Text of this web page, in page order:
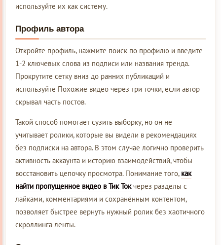
используйте их как систему.
Профиль автора
Откройте профиль, нажмите поиск по профилю и введите
1-2 ключевых слова из подписи или названия тренда.
Прокрутите сетку вниз до ранних публикаций и
используйте Похожие видео через три точки, если автор
скрывал часть постов.
Такой способ помогает сузить выборку, но он не
учитывает ролики, которые вы видели в рекомендациях
без подписки на автора. В этом случае логично проверить
активность аккаунта и историю взаимодействий, чтобы
восстановить цепочку просмотра. Понимание того, как
найти пропущенное видео в Тик Токчерез разделы с
лайками, комментариями и сохранённым контентом,
позволяет быстрее вернуть нужный ролик без хаотичного
скроллинга ленты.